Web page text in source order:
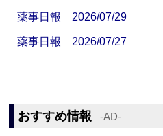
薬事日報 2026/07/29
薬事日報 2026/07/27
おすすめ情報 ‐AD‐